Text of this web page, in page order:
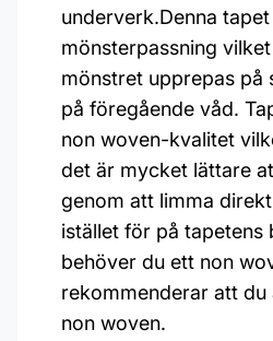
underverk.Denna
mönsterpassning
mönstret upprepas på
på föregående våd.
non woven-kvalitet
det är mycket lättare
genom att limma
istället för på tapetens
behöver du ett non
rekommenderar att du
non woven.